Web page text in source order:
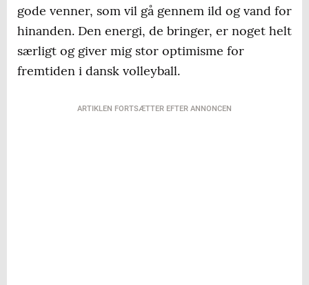
gode venner, som vil gå gennem ild og vand for
hinanden. Den energi, de bringer, er noget helt
særligt og giver mig stor optimisme for
fremtiden i dansk volleyball.
ARTIKLEN FORTSÆTTER EFTER ANNONCEN